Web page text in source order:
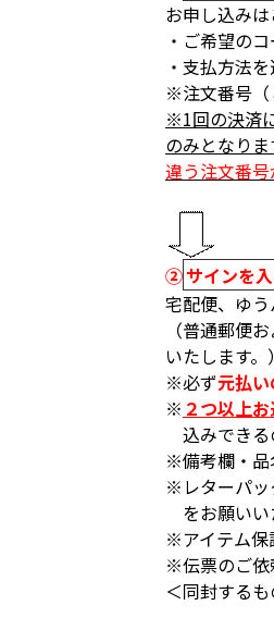
お申し込みは
・ご希望の
・支払方法
※注文番号（
※1回の決済
のみとなりま
違う注文番
➁サインを
宅配便、ゆう
（普通郵便
いたします。）
必ず元払い
２つ以上
込みできる
備考欄・
レターパ
をお願いい
アイテム
伝票のご依
＜同封するも